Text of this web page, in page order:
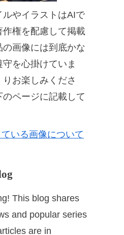
やイラストはAIで
権を配慮して掲載
の画像には到底かな
を心掛けていま
お楽しみくださ
ページに記載して
いる画像について
This blog shares
and popular series
are in